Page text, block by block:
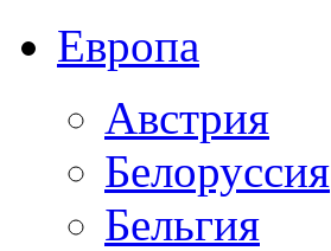
Европа
Австрия
Белоруссия
Бельгия